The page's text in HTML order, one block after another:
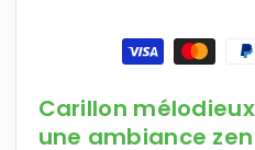
Carillon
une ambiance